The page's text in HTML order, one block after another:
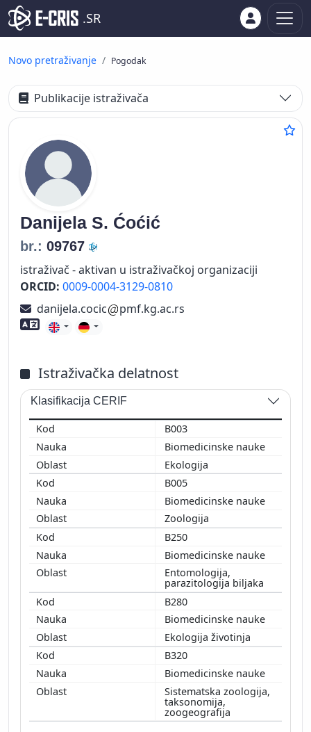
.SR
Novo pretraživanje Pogodak
Publikacije istraživača
Danijela S. Ćoćić
br.: 09767
istraživač - aktivan u istraživačkoj organizaciji
ORCID: 0009-0004-3129-0810
danijela.cocic
pmf.kg.ac.rs
Znanje stranih jezika
Istraživačka delatnost
Klasifikacija CERIF
B003
Biomedicinske nauke
Ekologija
B005
Biomedicinske nauke
Zoologija
B250
Biomedicinske nauke
Entomologija,
parazitologija biljaka
B280
Biomedicinske nauke
Ekologija životinja
B320
Biomedicinske nauke
Sistematska zoologija,
taksonomija,
zoogeografija